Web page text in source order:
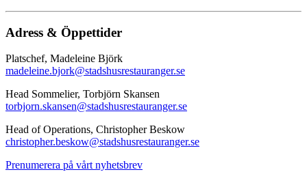
Adress & Öppettider
Platschef, Madeleine Björk
madeleine.bjork@stadshusrestauranger.se
Head Sommelier, Torbjörn Skansen
torbjorn.skansen@stadshusrestauranger.se
Head of Operations, Christopher Beskow
christopher.beskow@stadshusrestauranger.se
Prenumerera på vårt nyhetsbrev